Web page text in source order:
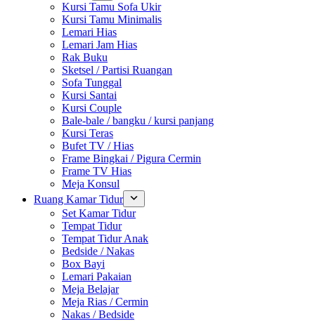
Kursi Tamu Sofa Ukir
Kursi Tamu Minimalis
Lemari Hias
Lemari Jam Hias
Rak Buku
Sketsel / Partisi Ruangan
Sofa Tunggal
Kursi Santai
Kursi Couple
Bale-bale / bangku / kursi panjang
Kursi Teras
Bufet TV / Hias
Frame Bingkai / Pigura Cermin
Frame TV Hias
Meja Konsul
Ruang Kamar Tidur
Set Kamar Tidur
Tempat Tidur
Tempat Tidur Anak
Bedside / Nakas
Box Bayi
Lemari Pakaian
Meja Belajar
Meja Rias / Cermin
Nakas / Bedside